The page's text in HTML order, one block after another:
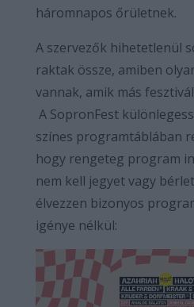
háromnapos őrületnek.
A szervezők hihetetlenül
raktak össze, amiben
vannak, amik más
A SopronFest
színes programtáblában
hogy rengeteg program
nem kell jegyet vagy
élvezzen bizonyos
igénye nélkül: